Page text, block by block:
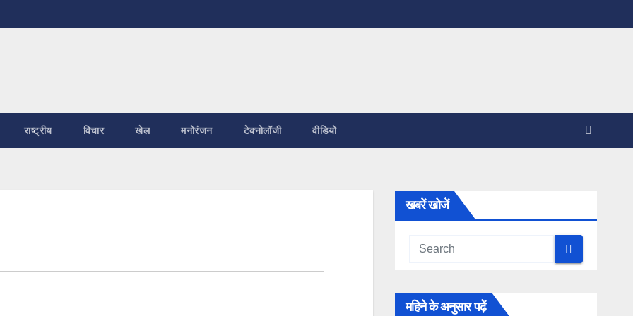
राष्ट्रीय विचार खेल मनोरंजन टेक्नोलॉजी वीडियो
खबरें खोजें
महिने के अनुसार पढ़ें